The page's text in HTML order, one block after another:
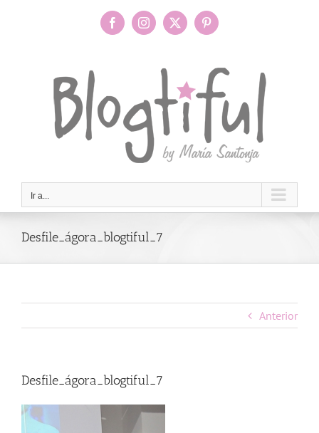
FacebookInstagram
X Pinterest
Ir a...
Desfile_ágora_blogtiful_7
Anterior
Desfile_ágora_blogtiful_7